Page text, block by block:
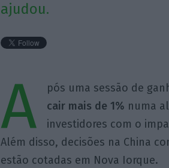
ajudou.
A pós uma sessão de
cair mais de 1% numa
investidores com o
Além disso, decisões na China
estão cotadas em Nova Iorque.